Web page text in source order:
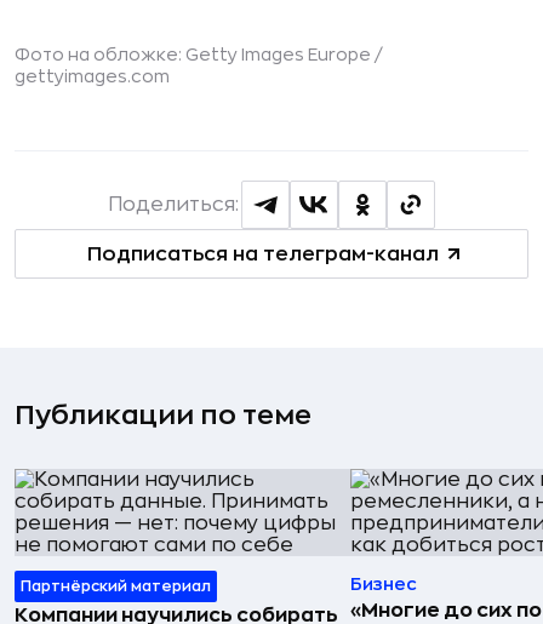
Фото на обложке: Getty Images Europe /
gettyimages.com
Подписаться на телеграм-канал
Поделиться:
Публикации по теме
Партнёрский материал
Компании научились собирать
Бизнес
«Многие до сих